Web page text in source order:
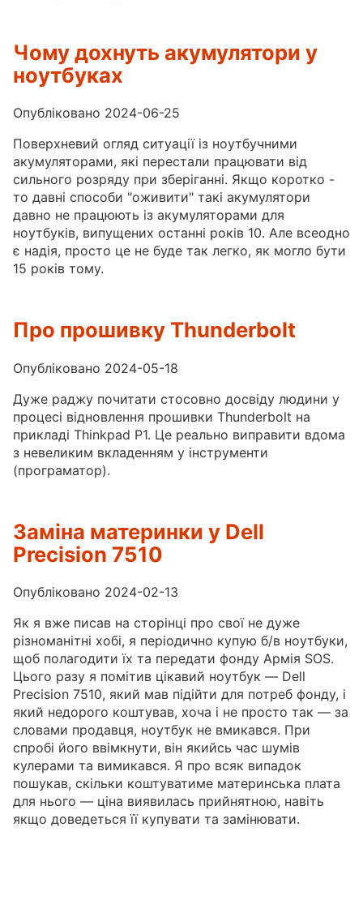
Чому дохнуть акумулятори у
ноутбуках
Опубліковано 2024-06-25
Поверхневий огляд ситуації із ноутбучними
акумуляторами, які перестали працювати від
сильного розряду при зберіганні. Якщо коротко -
то давні способи "оживити" такі акумулятори
давно не працюють із акумуляторами для
ноутбуків, випущених останні років 10. Але всеодно
є надія, просто це не буде так легко, як могло бути
15 років тому.
Про прошивку Thunderbolt
Опубліковано 2024-05-18
Дуже раджу почитати стосовно досвіду людини у
процесі відновлення прошивки Thunderbolt на
прикладі Thinkpad P1. Це реально виправити вдома
з невеликим вкладенням у інструменти
(програматор).
Заміна материнки у Dell
Precision 7510
Опубліковано 2024-02-13
Як я вже писав на сторінці про свої не дуже
різноманітні хобі, я періодично купую б/в ноутбуки,
щоб полагодити їх та передати фонду Армія SOS.
Цього разу я помітив цікавий ноутбук — Dell
Precision 7510, який мав підійти для потреб фонду, і
який недорого коштував, хоча і не просто так — за
словами продавця, ноутбук не вмикався. При
спробі його ввімкнути, він якийсь час шумів
кулерами та вимикався. Я про всяк випадок
пошукав, скільки коштуватиме материнська плата
для нього — ціна виявилась прийнятною, навіть
якщо доведеться її купувати та замінювати.